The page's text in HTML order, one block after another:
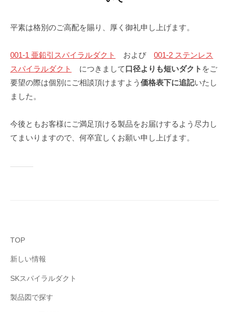
平素は格別のご高配を賜り、厚く御礼申し上げます。
001-1 亜鉛引スパイラルダクト および 001-2 ステンレス
スパイラルダクト
につきまして口径よりも短いダクト をご
要望の際は個別にご相談頂けますよう 価格表下に追記いたし
ました。
今後ともお客様にご満足頂ける製品をお届けするよう尽力し
てまいりますので、何卒宜しくお願い申し上げます。
TOP
新しい情報
SKスパイラルダクト
製品図で探す